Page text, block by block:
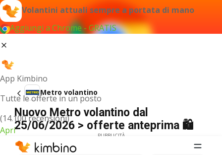
Volantini attuali sempre a portata di mano
Aggiungi a Chrome - GRATIS
App Kimbino
Tutte le offerte in un posto
(14.100 recensioni)
Apri
Metro volantino
Nuovo Metro volantino dal
25/06/2026 > offerte anteprima 🛍️
PUBBLICITÀ